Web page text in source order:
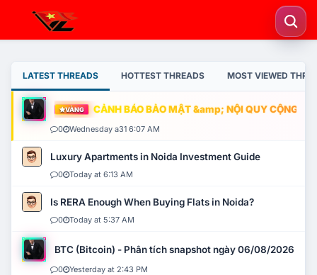
LATEST THREADS HOTTEST THREADS MOST VIEWED
VÀNG CẢNH BÁO BẢO MẬT &amp; NỘI QUY CỘNG
0 Wednesday a31 6:07 AM
Luxury Apartments in Noida Investment Guide
0 Today at 6:13 AM
Is RERA Enough When Buying Flats in Noida?
0 Today at 5:37 AM
BTC (Bitcoin) - Phân tích snapshot ngày 06/08/2026
0 Yesterday at 2:43 PM